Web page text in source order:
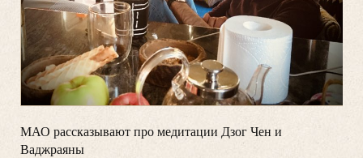
МАО рассказывают про медитации Дзог Чен и
Ваджраяны